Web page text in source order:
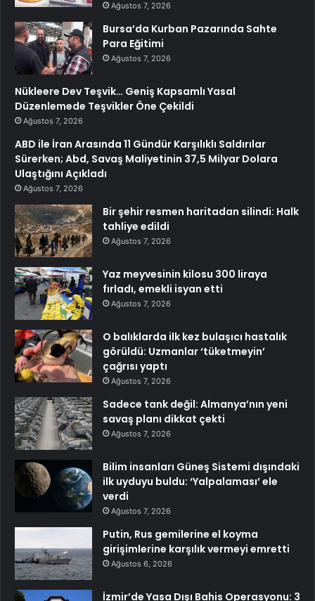
Ağustos 7, 2026
Bursa’da Kurban Pazarında Sahte
Para Eğitimi
Ağustos 7, 2026
Nükleere Dev Teşvik… Geniş Kapsamlı Yasal
Düzenlemede Teşvikler Öne Çekildi
Ağustos 7, 2026
ABD ile İran Arasında 11 Gündür Karşılıklı Saldırılar
Sürerken; Abd, Savaş Maliyetinin 37,5 Milyar Dolara
Ulaştığını Açıkladı
Ağustos 7, 2026
Bir şehir resmen haritadan silindi: Halk
tahliye edildi
Ağustos 7, 2026
Yaz meyvesinin kilosu 300 liraya
fırladı, emekli isyan etti
Ağustos 7, 2026
O balıklarda ilk kez bulaşıcı hastalık
görüldü: Uzmanlar ‘tüketmeyin’
çağrısı yaptı
Ağustos 7, 2026
Sadece tank değil: Almanya’nın yeni
savaş planı dikkat çekti
Ağustos 7, 2026
Bilim insanları Güneş Sistemi dışındaki
ilk uyduyu buldu: ‘Yalpalaması’ ele
verdi
Ağustos 7, 2026
Putin, Rus gemilerine el koyma
girişimlerine karşılık vermeyi emretti
Ağustos 6, 2026
İzmir’de Yasa Dışı Bahis Operasyonu: 3